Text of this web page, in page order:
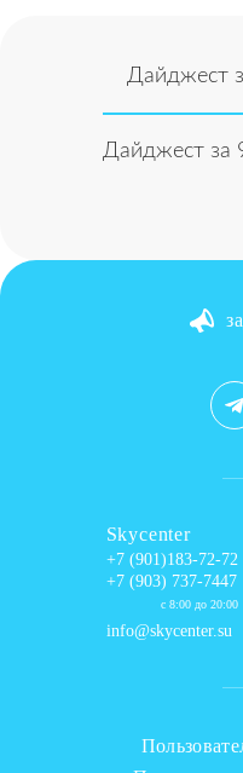
Дайджест
Дайджест за
Skycenter
+7 (901)183-72-72
+7 (903) 737-7447
с 8:00 до 20:00
info@skycenter.su